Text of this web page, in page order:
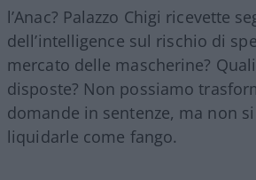
l’Anac? Palazzo Chigi ricevette
dell’intelligence sul rischio di
mercato delle mascherine?
disposte? Non possiamo
domande in sentenze, ma non
liquidarle come fango.